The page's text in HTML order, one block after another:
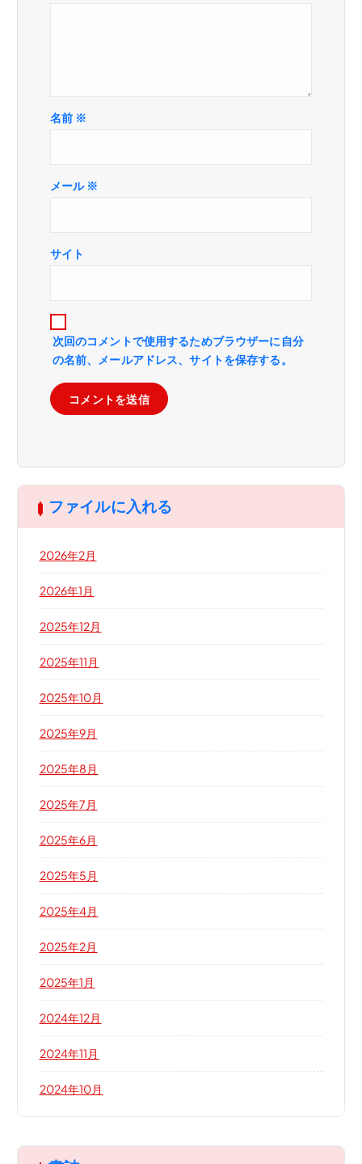
名前 ※
メール ※
サイト
次回のコメントで使用するためブラウザーに自分
の名前、メールアドレス、サイトを保存する。
ファイルに入れる
2026年2月
2026年1月
2025年12月
2025年11月
2025年10月
2025年9月
2025年8月
2025年7月
2025年6月
2025年5月
2025年4月
2025年2月
2025年1月
2024年12月
2024年11月
2024年10月